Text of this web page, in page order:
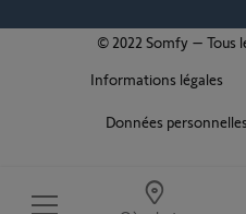
© 2022 Somfy – Tous
Informations légales
Données personnelles